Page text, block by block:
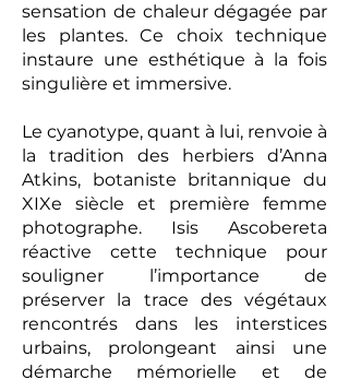
sensation de chaleur dégagée par
les plantes. Ce choix technique
instaure une esthétique à la fois
singulière et immersive.
Le cyanotype, quant à lui, renvoie à
la tradition des herbiers d’Anna
Atkins, botaniste britannique du
XIXe siècle et première femme
photographe. Isis Ascobereta
réactive cette technique pour
souligner l’importance de
préserver la trace des végétaux
rencontrés dans les interstices
urbains, prolongeant ainsi une
démarche mémorielle et de